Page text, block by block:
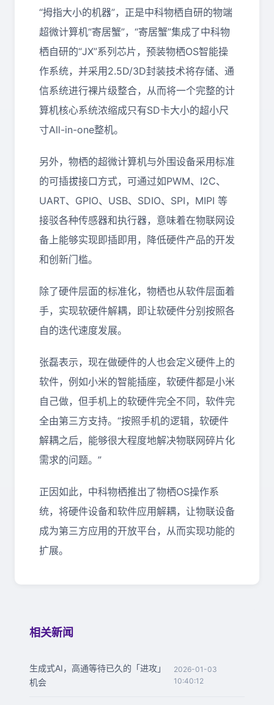
“拇指大小的机器”，正是中科物栖自研的物端
超微计算机“寄居蟹”，“寄居蟹”集成了中科物
栖自研的“JX”系列芯片，预装物栖OS智能操
作系统，并采用2.5D/3D封装技术将存储、通
信系统进行裸片级整合，从而将一个完整的计
算机核心系统浓缩成只有SD卡大小的超小尺
寸All-in-one整机。
另外，物栖的超微计算机与外围设备采用标准
的可插拔接口方式，可通过如PWM、I2C、
UART、GPIO、USB、SDIO、SPI，MIPI 等
接驳各种传感器和执行器，意味着在物联网设
备上能够实现即插即用，降低硬件产品的开发
和创新门槛。
除了硬件层面的标准化，物栖也从软件层面着
手，实现软硬件解耦，即让软硬件分别按照各
自的迭代速度发展。
张磊表示，现在做硬件的人也会定义硬件上的
软件，例如小米的智能插座，软硬件都是小米
自己做，但手机上的软硬件完全不同，软件完
全由第三方支持。“按照手机的逻辑，软硬件
解耦之后，能够很大程度地解决物联网碎片化
需求的问题。”
正因如此，中科物栖推出了物栖OS操作系
统，将硬件设备和软件应用解耦，让物联设备
成为第三方应用的开放平台，从而实现功能的
扩展。
相关新闻
生成式AI，高通等待已久的「进攻」
机会
2026-01-03
10:40:12